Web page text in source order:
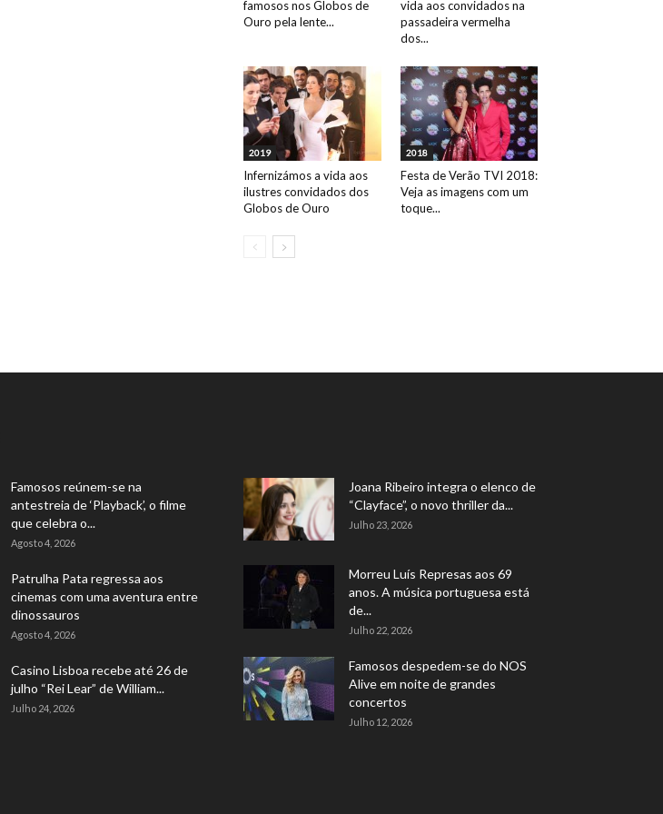
famosos nos Globos de
Ouro pela lente...
vida aos convidados na
passadeira vermelha
dos...
2019
Infernizámos a vida aos
ilustres convidados dos
Globos de Ouro
2018
Festa de Verão TVI 2018:
Veja as imagens com um
toque...
Famosos reúnem-se na
antestreia de ‘Playback’, o filme
que celebra o...
Agosto 4, 2026
Patrulha Pata regressa aos
cinemas com uma aventura entre
dinossauros
Agosto 4, 2026
Casino Lisboa recebe até 26 de
julho “Rei Lear” de William...
Julho 24, 2026
Joana Ribeiro integra o elenco de
“Clayface”, o novo thriller da...
Julho 23, 2026
Morreu Luís Represas aos 69
anos. A música portuguesa está
de...
Julho 22, 2026
Famosos despedem-se do NOS
Alive em noite de grandes
concertos
Julho 12, 2026